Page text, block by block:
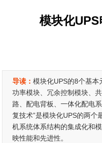
模块化
导读：模块化UPS的8个基本
功率模块、冗余控制模块、
路、配电背板、一体化配电
复技术”是模块化UPS的两个
机系统体系结构的集成化和
映性能和先进性。